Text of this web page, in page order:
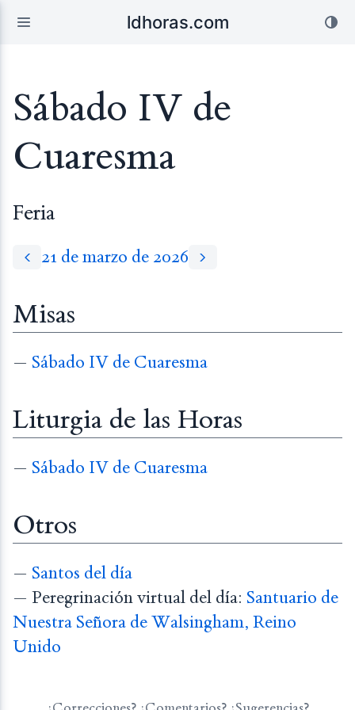
ldhoras.com
Sábado IV de
Cuaresma
Feria
21 de marzo de 2026
Misas
— Sábado IV de Cuaresma
Liturgia de las Horas
— Sábado IV de Cuaresma
Otros
— Santos del día
— Peregrinación virtual del día: Santuario de
Nuestra Señora de Walsingham, Reino
Unido